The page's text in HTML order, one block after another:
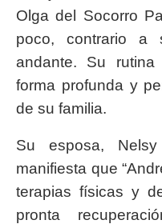
Olga del Socorro
poco, contrario a
andante. Su
forma profunda y
de su familia.
Su esposa,
manifiesta que
terapias físicas y
pronta